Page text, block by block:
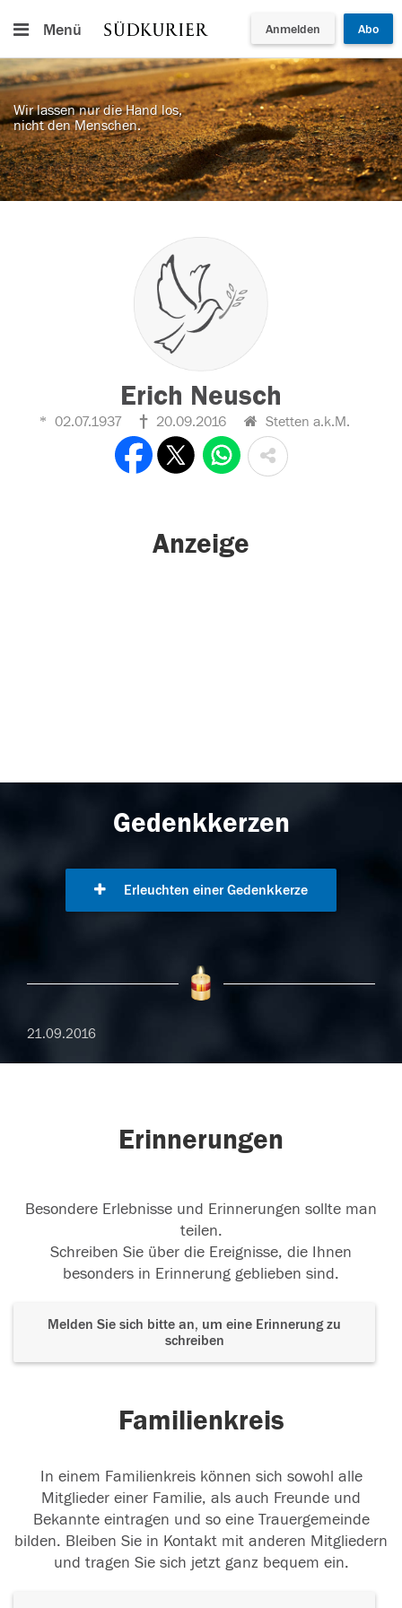
Menü Anmelden Abo
Wir lassen nur die Hand los,
nicht den Menschen.
Erich Neusch
02.07.1937 20.09.2016 Stetten a.k.M.
Anzeige
Gedenkkerzen
Erleuchten einer Gedenkkerze
21.09.2016
Erinnerungen
Besondere Erlebnisse und Erinnerungen sollte man
teilen.
Schreiben Sie über die Ereignisse, die Ihnen
besonders in Erinnerung geblieben sind.
Melden Sie sich bitte an, um eine Erinnerung zu
schreiben
Familienkreis
In einem Familienkreis können sich sowohl alle
Mitglieder einer Familie, als auch Freunde und
Bekannte eintragen und so eine Trauergemeinde
bilden. Bleiben Sie in Kontakt mit anderen Mitgliedern
und tragen Sie sich jetzt ganz bequem ein.